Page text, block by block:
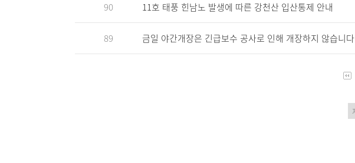
90 11호 태풍 힌남노 발생에 따른 강천산 입산통제 안내
89 금일 야간개장은 긴급보수 공사로 인해 개장하지 않습니다